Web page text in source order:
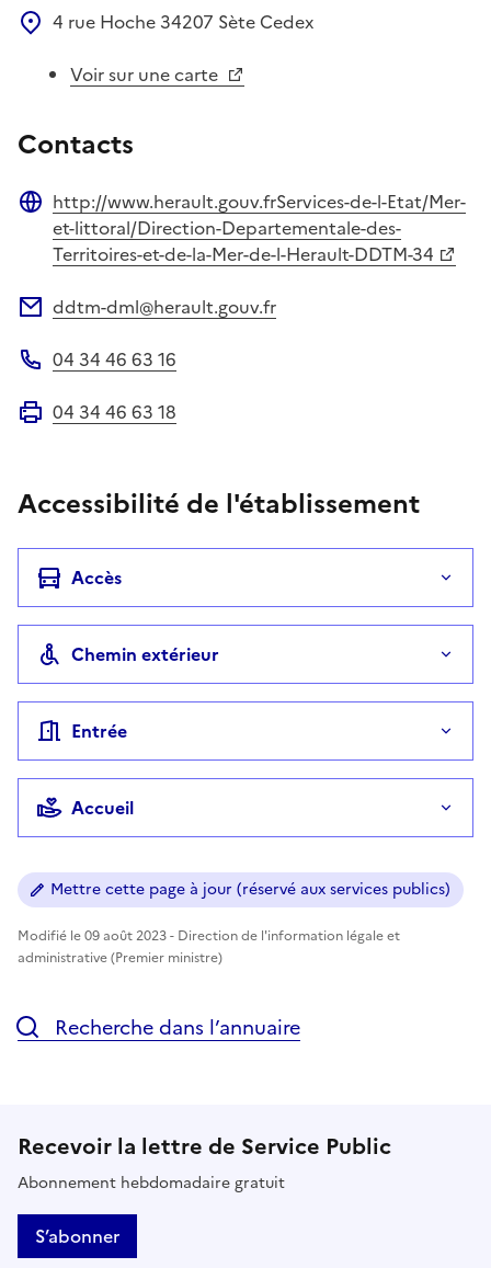
4 rue Hoche 34207 Sète Cedex
Voir sur une carte
Contacts
Site web
http://www.herault.gouv.frServices-de-l-Etat/Mer-
et-littoral/Direction-Departementale-des-
Territoires-et-de-la-Mer-de-l-Herault-DDTM-34
ddtm-dml@herault.gouv.fr
04 34 46 63 16
04 34 46 63 18
Accessibilité de l'établissement
Accès
Chemin extérieur
Entrée
Accueil
Mettre cette page à jour (réservé aux services publics)
Modifié le 09 août 2023 - Direction de l'information légale et
administrative (Premier ministre)
Recherche dans l’annuaire
Recevoir la lettre de Service Public
Abonnement hebdomadaire gratuit
S’abonner